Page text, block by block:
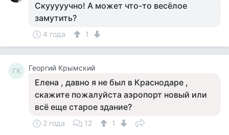
Скууууучно! А может что-то весёлое
замутить?
4 года 1
ГК Георгий Крымский
Елена , давно я не был в Краснодаре ,
скажите пожалуйста аэропорт новый или
всё еще старое здание?
2 года 12
1